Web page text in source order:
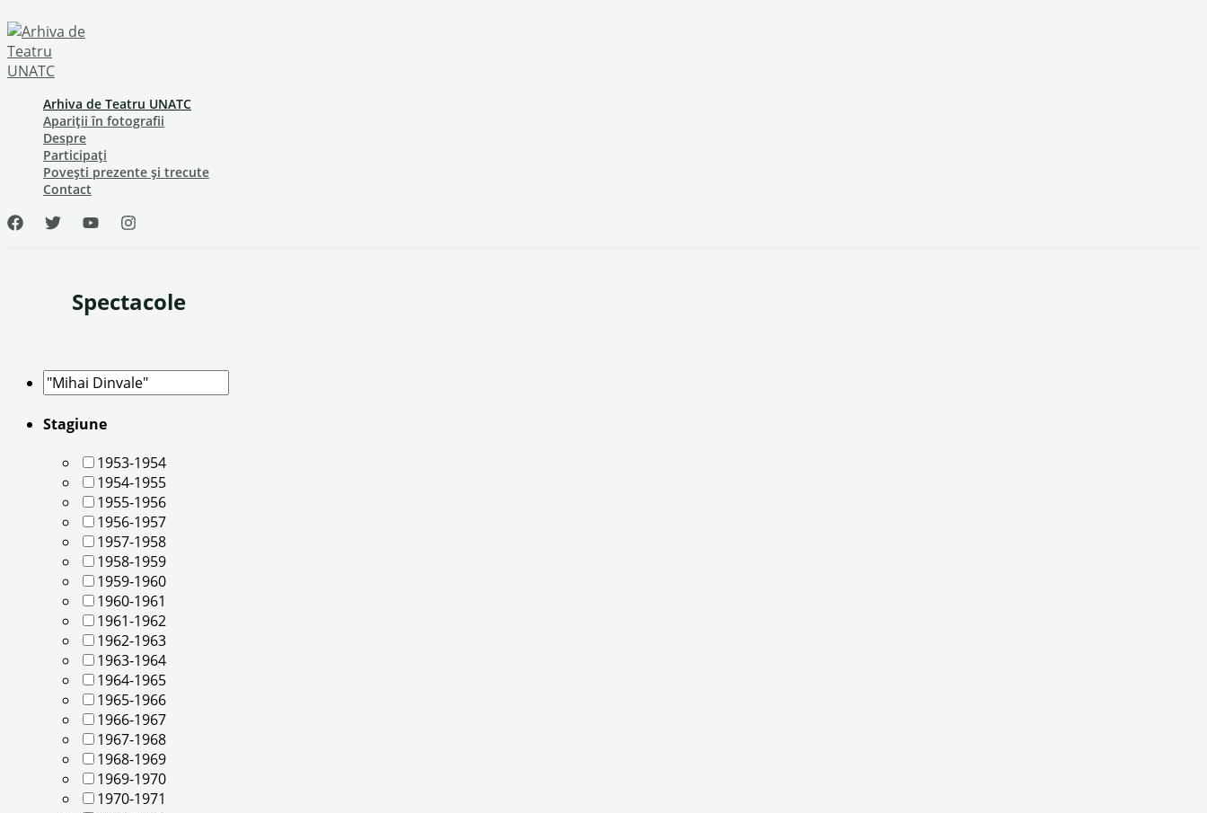
to
content
Arhiva de Teatru UNATC
Apariții în fotografii
Despre
Participați
Povești prezente și trecute
Contact
Spectacole
Stagiune
1953-1954
1954-1955
1955-1956
1956-1957
1957-1958
1958-1959
1959-1960
1960-1961
1961-1962
1962-1963
1963-1964
1964-1965
1965-1966
1966-1967
1967-1968
1968-1969
1969-1970
1970-1971